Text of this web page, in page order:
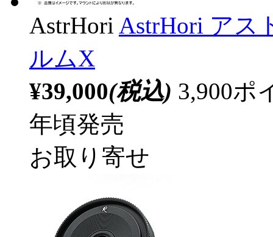
AstrHori AstrHori アス
ルムX
¥39,000(税込) 3,900ポ
年頃発売
お取り寄せ